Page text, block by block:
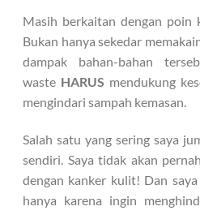
Masih berkaitan dengan poin
Bukan hanya sekedar
dampak bahan-bahan
waste HARUS mendukung
mengindari sampah kemasan.
Salah satu yang sering saya
sendiri. Saya tidak akan
dengan kanker kulit! Dan
hanya karena ingin